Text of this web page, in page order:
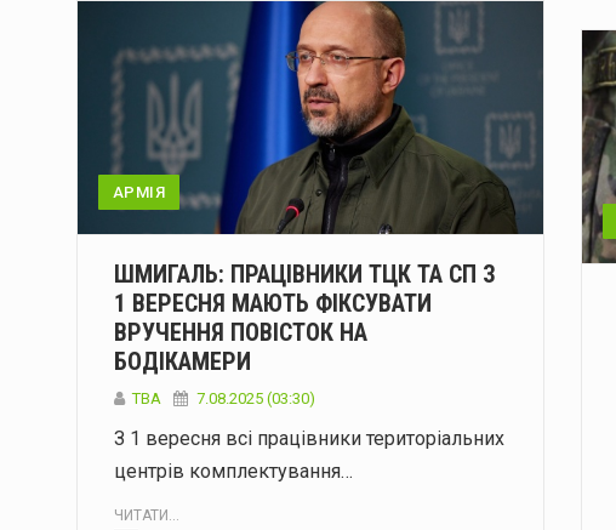
АРМІЯ
ШМИГАЛЬ: ПРАЦІВНИКИ ТЦК ТА СП З
1 ВЕРЕСНЯ МАЮТЬ ФІКСУВАТИ
ВРУЧЕННЯ ПОВІСТОК НА
БОДІКАМЕРИ
ТВА 7.08.2025 (03:30)
З 1 вересня всі працівники територіальних
центрів комплектування…
ЧИТАТИ...